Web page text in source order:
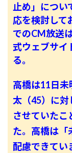
止め」につい
応を検討して
でのCM放送
式ウェブサイ
る。
高橋は11日
太（45）に
させていたこ
た。高橋は「
配慮できてい